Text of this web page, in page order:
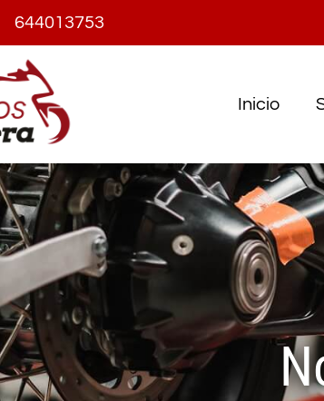
644013753
Inicio